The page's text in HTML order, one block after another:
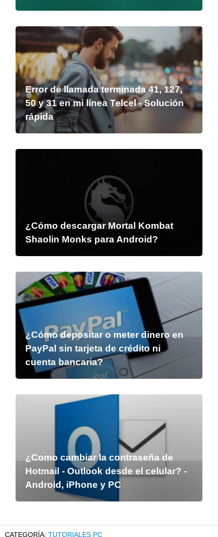
Error de llamada terminada 41, 127,
50 y 31 en mi línea Telcel - Solución
rápida
¿Cómo descargar Mortal Kombat
Shaolin Monks para Android?
¿Cómo depositar o meter dinero en
PayPal sin tarjeta de crédito ni
cuenta bancaria?
¿Como cambiar la contraseña de
Hotmail - Outlook desde el celular? -
Android, iPhone y PC
TUTORIALES PC